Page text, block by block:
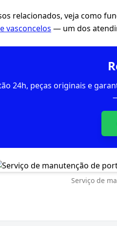
relacionados, veja como
vasconcelos — um dos
24h, peças originais e
Serviço de